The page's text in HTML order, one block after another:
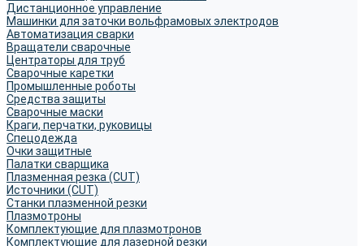
Дистанционное управление
Машинки для заточки вольфрамовых электродов
Автоматизация сварки
Вращатели сварочные
Центраторы для труб
Сварочные каретки
Промышленные роботы
Средства защиты
Сварочные маски
Краги, перчатки, руковицы
Спецодежда
Очки защитные
Палатки сварщика
Плазменная резка (CUT)
Источники (CUT)
Станки плазменной резки
Плазмотроны
Комплектующие для плазмотронов
Комплектующие для лазерной резки